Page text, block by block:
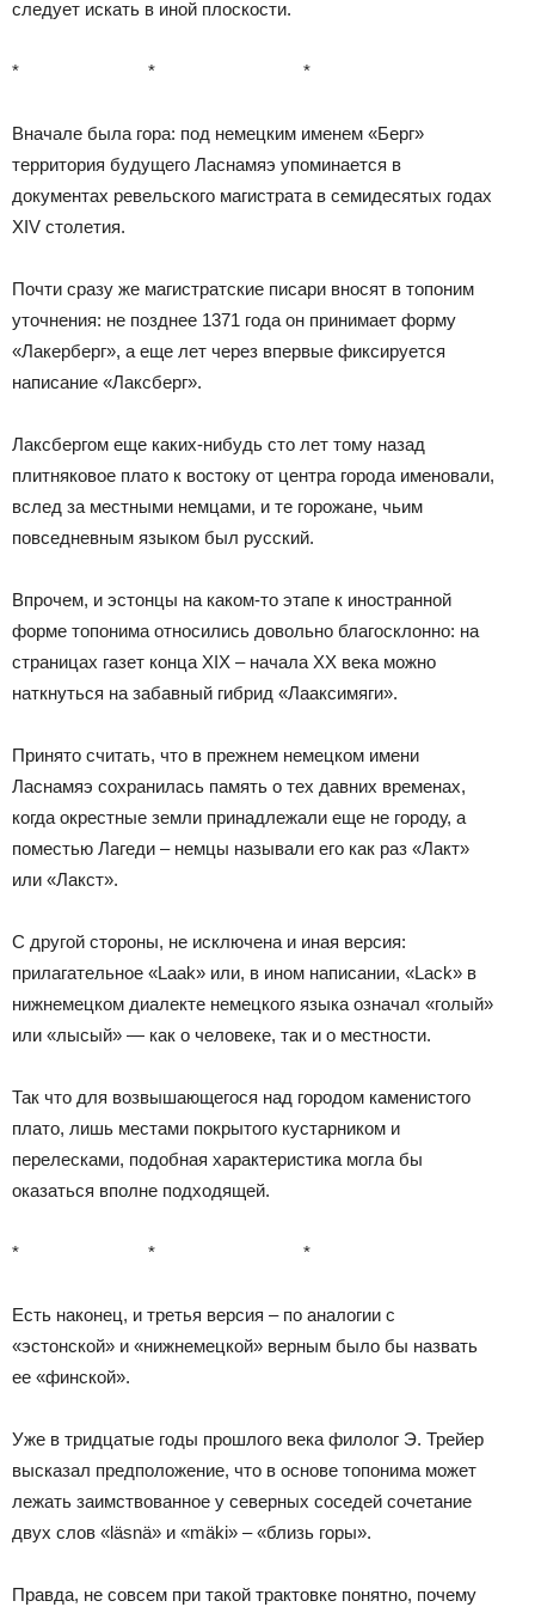
следует искать в иной плоскости.
* * *
Вначале была гора: под немецким именем «Берг»
территория будущего Ласнамяэ упоминается в
документах ревельского магистрата в семидесятых годах
XIV столетия.
Почти сразу же магистратские писари вносят в топоним
уточнения: не позднее 1371 года он принимает форму
«Лакерберг», а еще лет через впервые фиксируется
написание «Лаксберг».
Лаксбергом еще каких-нибудь сто лет тому назад
плитняковое плато к востоку от центра города именовали,
вслед за местными немцами, и те горожане, чьим
повседневным языком был русский.
Впрочем, и эстонцы на каком-то этапе к иностранной
форме топонима относились довольно благосклонно: на
страницах газет конца XIX – начала ХХ века можно
наткнуться на забавный гибрид «Лааксимяги».
Принято считать, что в прежнем немецком имени
Ласнамяэ сохранилась память о тех давних временах,
когда окрестные земли принадлежали еще не городу, а
поместью Лагеди – немцы называли его как раз «Лакт»
или «Лакст».
С другой стороны, не исключена и иная версия:
прилагательное «Laak» или, в ином написании, «Lack» в
нижнемецком диалекте немецкого языка означал «голый»
или «лысый» — как о человеке, так и о местности.
Так что для возвышающегося над городом каменистого
плато, лишь местами покрытого кустарником и
перелесками, подобная характеристика могла бы
оказаться вполне подходящей.
* * *
Есть наконец, и третья версия – по аналогии с
«эстонской» и «нижнемецкой» верным было бы назвать
ее «финской».
Уже в тридцатые годы прошлого века филолог Э. Трейер
высказал предположение, что в основе топонима может
лежать заимствованное у северных соседей сочетание
двух слов «läsnä» и «mäki» – «близь горы».
Правда, не совсем при такой трактовке понятно, почему